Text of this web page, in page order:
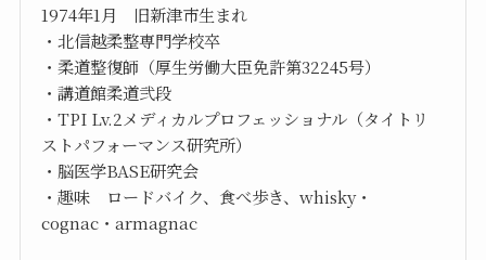
1974年1月 旧新津市生まれ
・北信越柔整専門学校卒
・柔道整復師（厚生労働大臣免許第32245号）
・講道館柔道弐段
・TPI Lv.2メディカルプロフェッショナル（タイトリ
ストパフォーマンス研究所）
・脳医学BASE研究会
・趣味 ロードバイク、食べ歩き、whisky・
cognac・armagnac